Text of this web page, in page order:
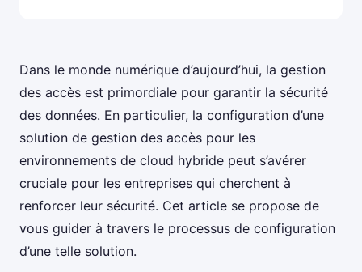
Dans le monde numérique d’aujourd’hui, la gestion
des accès est primordiale pour garantir la sécurité
des données. En particulier, la configuration d’une
solution de gestion des accès pour les
environnements de cloud hybride peut s’avérer
cruciale pour les entreprises qui cherchent à
renforcer leur sécurité. Cet article se propose de
vous guider à travers le processus de configuration
d’une telle solution.